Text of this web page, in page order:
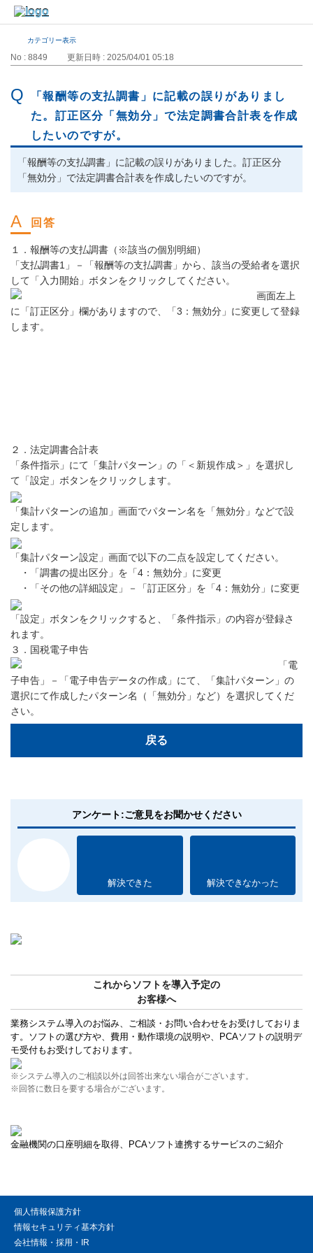
カテゴリー表示
No : 8849 更新日時 : 2025/04/01 05:18
「報酬等の支払調書」に記載の誤りがありまし
た。訂正区分「無効分」で法定調書合計表を作成
したいのですが。
「報酬等の支払調書」に記載の誤りがありました。訂正区分
「無効分」で法定調書合計表を作成したいのですが。
１．報酬等の支払調書（※該当の個別明細）
「支払調書1」－「報酬等の支払調書」から、該当の受給者を選択
して「入力開始」ボタンをクリックしてください。
画面左上
に「訂正区分」欄がありますので、「3：無効分」に変更して登録
します。
２．法定調書合計表
「条件指示」にて「集計パターン」の「＜新規作成＞」を選択し
て「設定」ボタンをクリックします。
「集計パターンの追加」画面でパターン名を「無効分」などで設
定します。
「集計パターン設定」画面で以下の二点を設定してください。
・「調書の提出区分」を「4：無効分」に変更
・「その他の詳細設定」－「訂正区分」を「4：無効分」に変更
「設定」ボタンをクリックすると、「条件指示」の内容が登録さ
れます。
３．国税電子申告
「電
子申告」－「電子申告データの作成」にて、「集計パターン」の
選択にて作成したパターン名（「無効分」など）を選択してくだ
さい。
戻る
アンケート:ご意見をお聞かせください
解決できた 解決できなかった
これからソフトを導入予定の
お客様へ
業務システム導入のお悩み、ご相談・お問い合わせをお受けしておりま
す。ソフトの選び方や、費用・動作環境の説明や、PCAソフトの説明デ
モ受付もお受けしております。
※システム導入のご相談以外は回答出来ない場合がございます。
※回答に数日を要する場合がございます。
金融機関の口座明細を取得、PCAソフト連携するサービスのご紹介
個人情報保護方針
情報セキュリティ基本方針
会社情報・採用・IR